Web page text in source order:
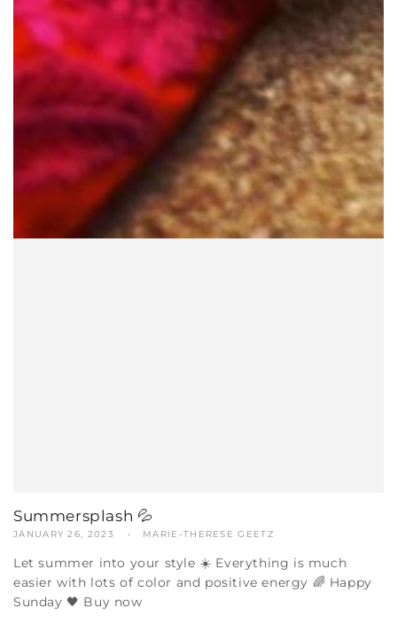
Summersplash 💦
JANUARY 26, 2023 MARIE-THERESE GEETZ
Let summer into your style ☀️ Everything is much
easier with lots of color and positive energy 🌈 Happy
Sunday 🖤 Buy now